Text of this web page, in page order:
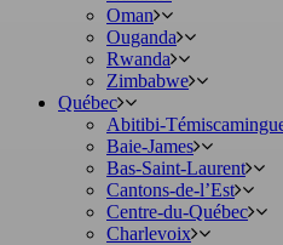
Oman
Ouganda
Rwanda
Zimbabwe
Québec
Abitibi-
Baie-James
Bas-Saint-Laurent
Cantons-de-l’Est
Centre-du-Québec
Charlevoix